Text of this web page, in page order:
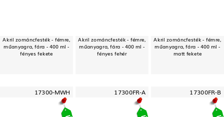
Akril zománcfesték - fémre,
műanyagra, fára - 400 ml -
fényes fekete
Akril zománcfesték - fémre,
műanyagra, fára - 400 ml -
fényes fehér
Akril zománcfesték - fémre,
műanyagra, fára - 400 ml -
matt fekete
17300-MWH 17300FR-A 17300FR-B